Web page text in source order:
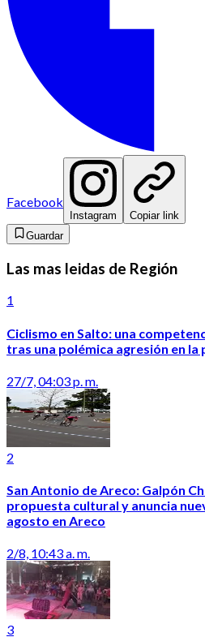
Facebook
Instagram
Copiar link
Guardar
Las mas leidas de Región
1
Ciclismo en Salto: una
tras una polémica agresión en la
27/7, 04:03 p. m.
2
San Antonio de Areco: Galpón
propuesta cultural y anuncia
agosto en Areco
2/8, 10:43 a. m.
3